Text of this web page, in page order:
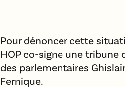
Pour dénoncer cette
HOP co-signe une tribune
des parlementaires
Fernique.